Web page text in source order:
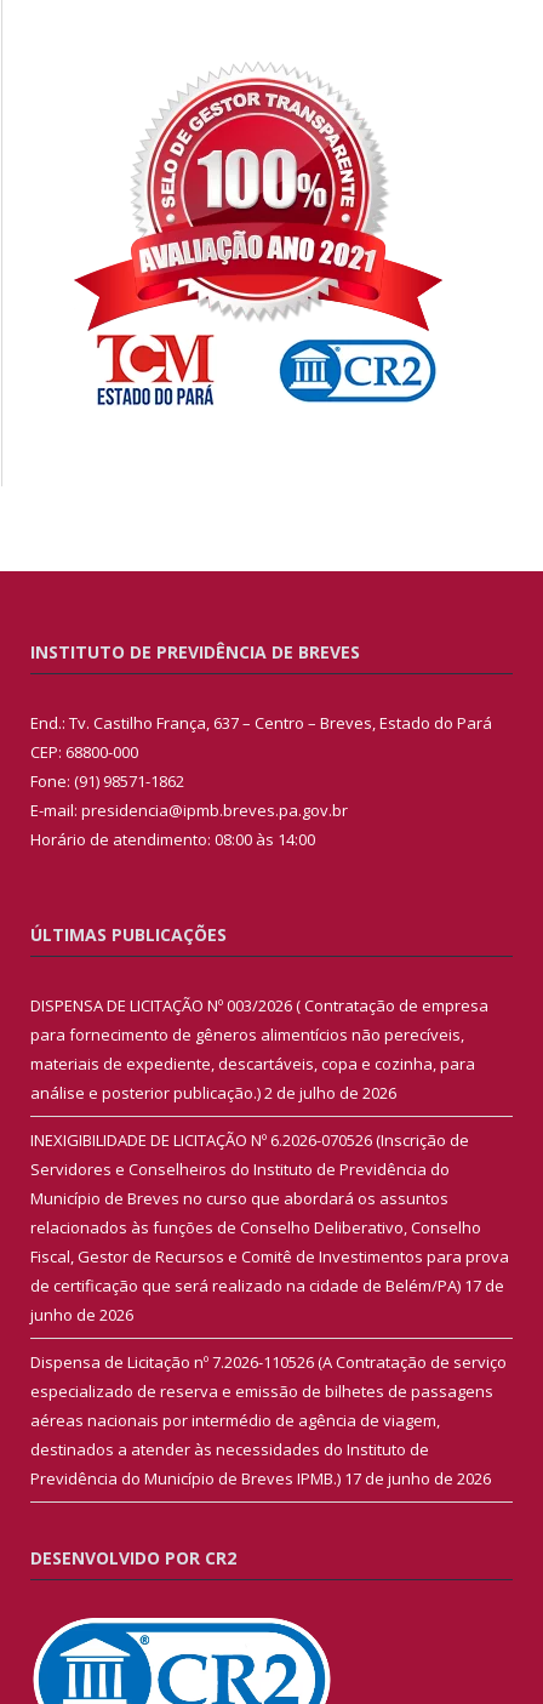
INSTITUTO DE PREVIDÊNCIA DE BREVES
End.: Tv. Castilho França, 637 – Centro – Breves, Estado do Pará
CEP: 68800-000
Fone: (91) 98571-1862
E-mail: presidencia@ipmb.breves.pa.gov.br
Horário de atendimento: 08:00 às 14:00
ÚLTIMAS PUBLICAÇÕES
DISPENSA DE LICITAÇÃO Nº 003/2026 ( Contratação de empresa
para fornecimento de gêneros alimentícios não perecíveis,
materiais de expediente, descartáveis, copa e cozinha, para
análise e posterior publicação.)2 de julho de 2026
INEXIGIBILIDADE DE LICITAÇÃO Nº 6.2026-070526 (Inscrição de
Servidores e Conselheiros do Instituto de Previdência do
Município de Breves no curso que abordará os assuntos
relacionados às funções de Conselho Deliberativo, Conselho
Fiscal, Gestor de Recursos e Comitê de Investimentos para prova
de certificação que será realizado na cidade de Belém/PA) 17 de
junho de 2026
Dispensa de Licitação nº 7.2026-110526 (A Contratação de serviço
especializado de reserva e emissão de bilhetes de passagens
aéreas nacionais por intermédio de agência de viagem,
destinados a atender às necessidades do Instituto de
Previdência do Município de Breves IPMB.) 17 de junho de 2026
DESENVOLVIDO POR CR2